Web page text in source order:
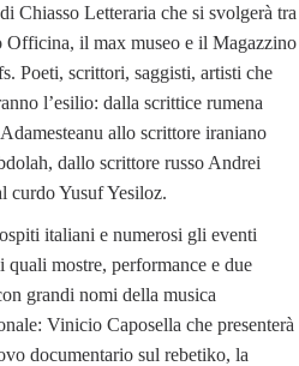
Chiasso Letteraria che si svolgerà tra
Officina, il max museo e il Magazzino
Poeti, scrittori, saggisti, artisti che
l’esilio: dalla scrittice rumena
allo scrittore iraniano
dallo scrittore russo Andrei
curdo Yusuf Yesiloz.
italiani e numerosi gli eventi
quali mostre, performance e due
grandi nomi della musica
Vinicio Caposella che presenterà
documentario sul rebetiko, la